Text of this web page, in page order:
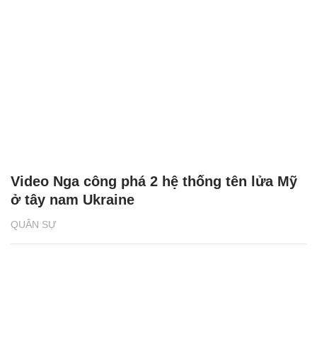
QUÂN SỰ
Video Nga công phá 2 hệ thống tên lửa Mỹ
ở tây nam Ukraine